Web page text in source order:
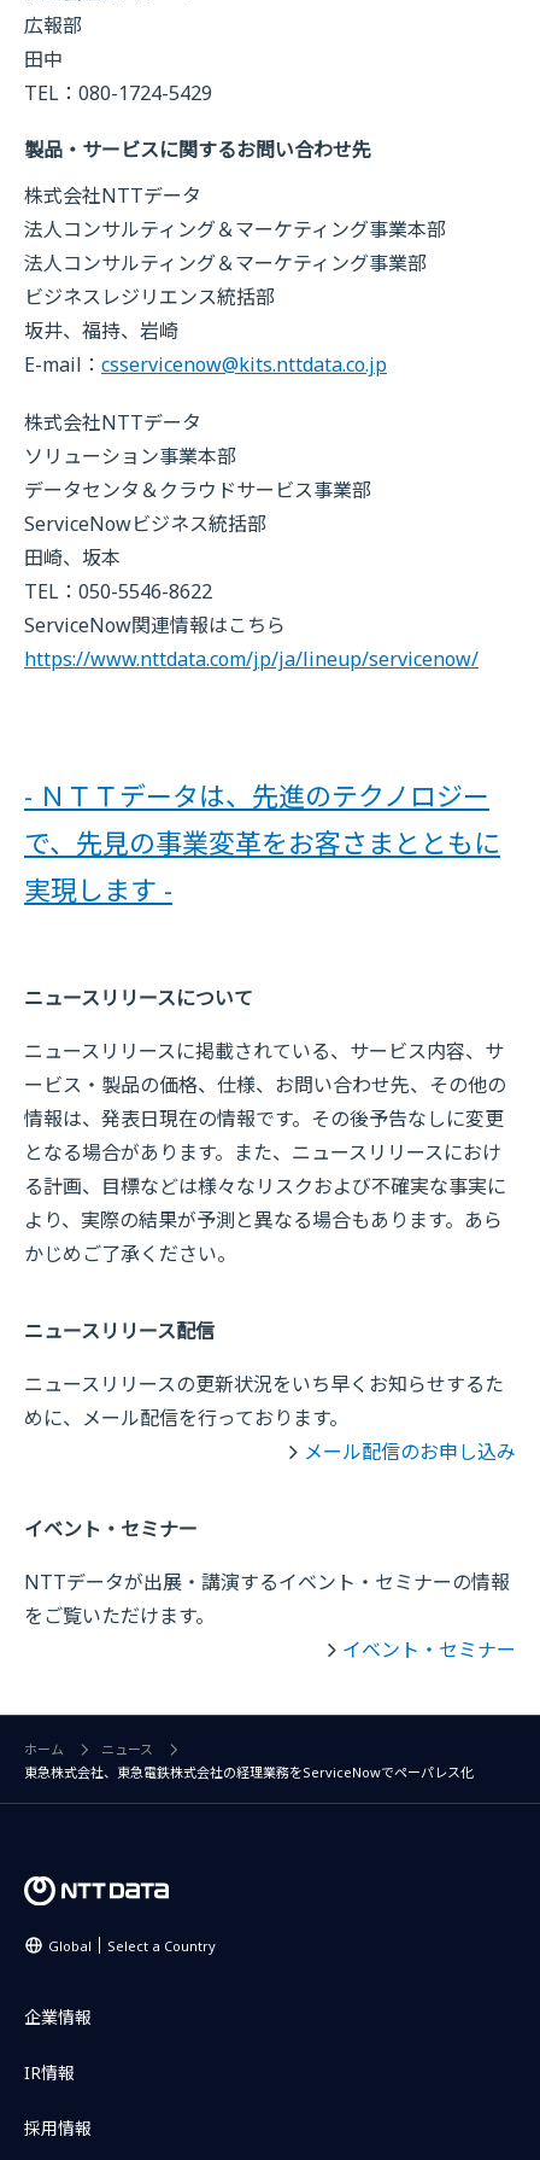
広報部
田中
TEL：080-1724-5429
製品・サービスに関するお問い合わせ先
株式会社NTTデータ
法人コンサルティング＆マーケティング事業本部
法人コンサルティング＆マーケティング事業部
ビジネスレジリエンス統括部
坂井、福持、岩崎
E-mail： csservicenow@kits.nttdata.co.jp
株式会社NTTデータ
ソリューション事業本部
データセンタ＆クラウドサービス事業部
ServiceNowビジネス統括部
田崎、坂本
TEL：050-5546-8622
ServiceNow関連情報はこちら
https://www.nttdata.com/jp/ja/lineup/servicenow/
- ＮＴＴデータは、先進のテクノロジー
で、先見の事業変革をお客さまとともに
実現します -
ニュースリリースについて
ニュースリリースに掲載されている、サービス内容、サ
ービス・製品の価格、仕様、お問い合わせ先、その他の
情報は、発表日現在の情報です。その後予告なしに変更
となる場合があります。また、ニュースリリースにおけ
る計画、目標などは様々なリスクおよび不確実な事実に
より、実際の結果が予測と異なる場合もあります。あら
かじめご了承ください。
ニュースリリース配信
ニュースリリースの更新状況をいち早くお知らせするた
めに、メール配信を行っております。
メール配信のお申し込み
イベント・セミナー
NTTデータが出展・講演するイベント・セミナーの情報
をご覧いただけます。
イベント・セミナー
ホーム
ニュース
東急株式会社、東急電鉄株式会社の経理業務をServiceNowでペーパレス化
Global Select a Country
企業情報
IR情報
採用情報